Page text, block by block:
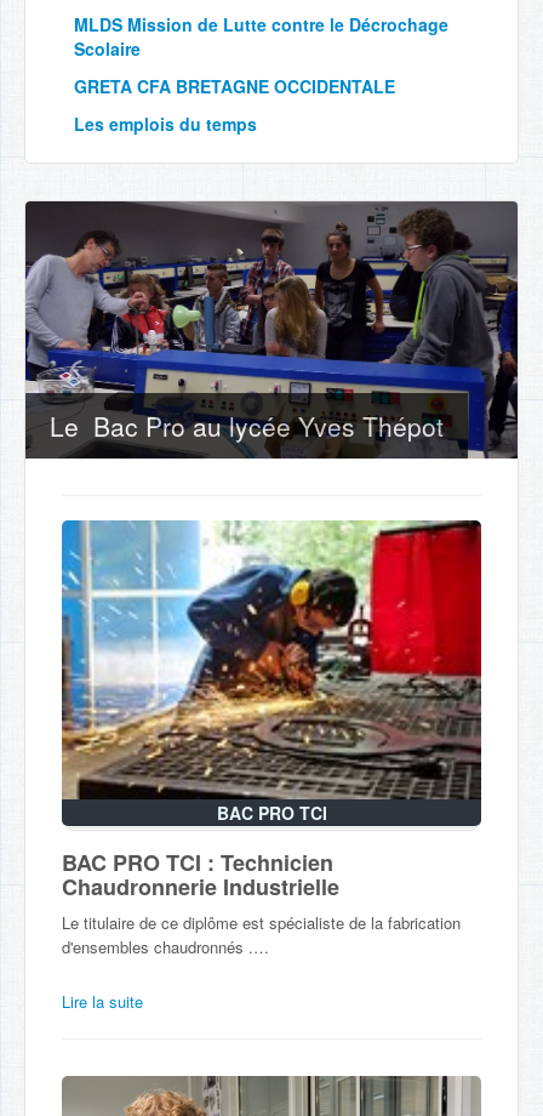
MLDS Mission de Lutte contre le Décrochage
Scolaire
GRETA CFA BRETAGNE OCCIDENTALE
Les emplois du temps
Le Bac Pro au lycée Yves Thépot
BAC PRO TCI
BAC PRO TCI : Technicien
Chaudronnerie Industrielle
Le titulaire de ce diplôme est spécialiste de la fabrication
d'ensembles chaudronnés .…
Lire la suite